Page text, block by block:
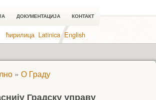
ДОКУМЕНТАЦИЈА КОНТАКТ
ћирилица Latinica English
» О Граду
Градску управу